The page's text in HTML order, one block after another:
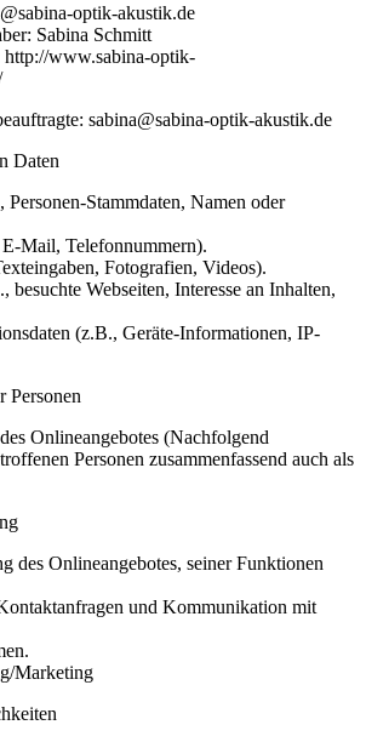
optik-akustik.de
Sabina Schmitt
www.sabina-optik-
sabina@sabina-optik-akustik.de
Daten
Personen-Stammdaten, Namen oder
Mail, Telefonnummern).
Fotografien, Videos).
besuchte Webseiten, Interesse an Inhalten,
(z.B., Geräte-Informationen, IP-
Personen
Onlineangebotes (Nachfolgend
Personen zusammenfassend auch als
des Onlineangebotes, seiner Funktionen
und Kommunikation mit
Marketing